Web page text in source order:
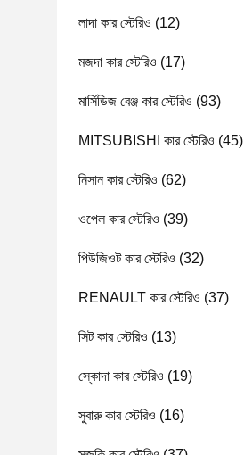
লাদা কার স্টেরিও (12)
মজদা কার স্টেরিও (17)
মার্সিডিজ বেঞ্জ কার স্টেরিও (93)
MITSUBISHI কার স্টেরিও (45)
নিসান কার স্টেরিও (62)
ওপেল কার স্টেরিও (39)
পিউজিওট কার স্টেরিও (32)
RENAULT কার স্টেরিও (37)
সিট কার স্টেরিও (13)
স্কোদা কার স্টেরিও (19)
সুবারু কার স্টেরিও (16)